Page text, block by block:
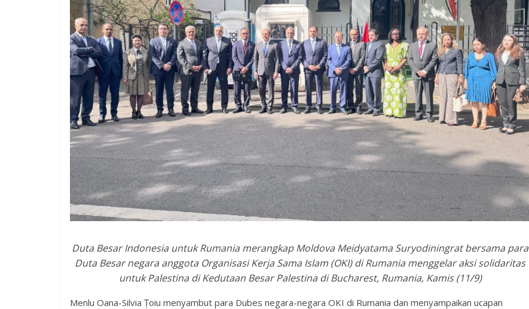
Duta Besar Indonesia untuk Rumania merangkap Moldova Meidyatama Suryodiningrat bersama para
Duta Besar negara anggota Organisasi Kerja Sama Islam (OKI) di Rumania menggelar aksi solidaritas
untuk Palestina di Kedutaan Besar Palestina di Bucharest, Rumania, Kamis (11/9)
Menlu Oana-Silvia Țoiu menyambut para Dubes negara-negara OKI di Rumania dan menyampaikan ucapan